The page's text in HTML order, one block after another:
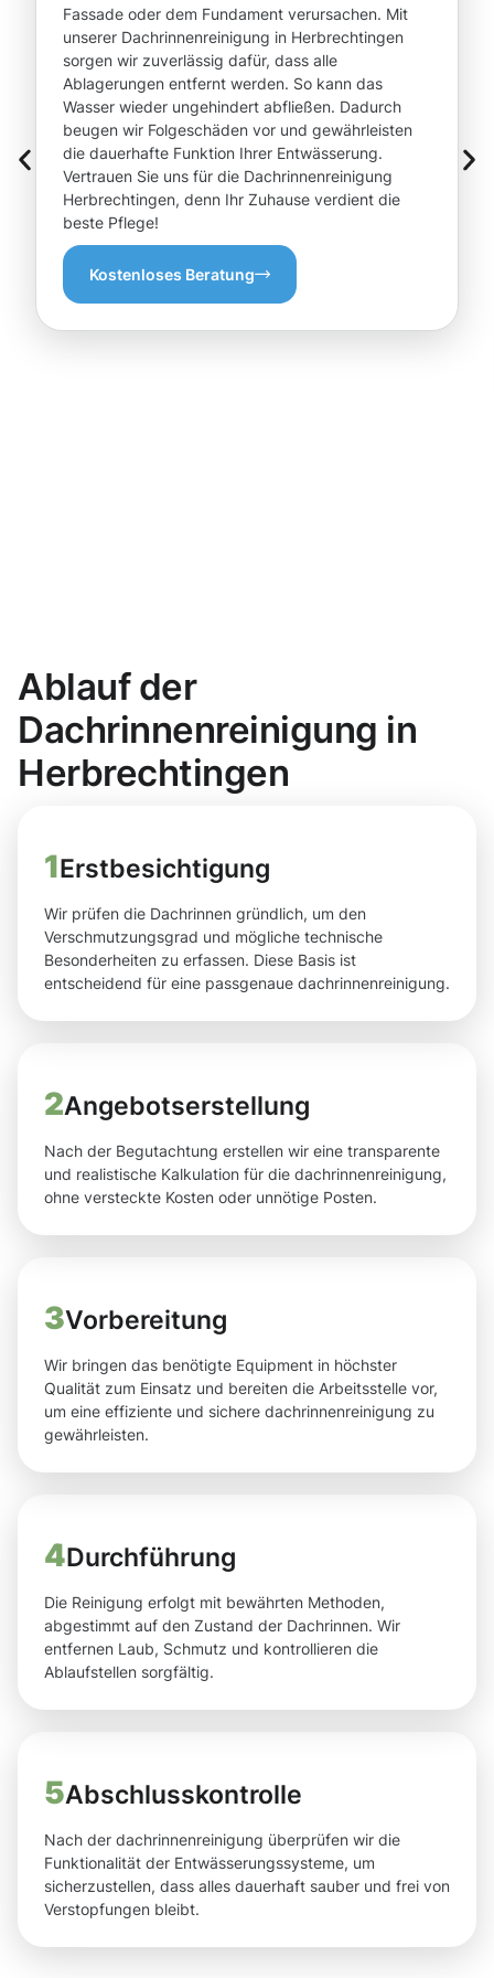
Fassade oder dem Fundament verursachen. Mit
unserer Dachrinnenreinigung in Herbrechtingen
sorgen wir zuverlässig dafür, dass alle
Ablagerungen entfernt werden. So kann das
Wasser wieder ungehindert abfließen. Dadurch
beugen wir Folgeschäden vor und gewährleisten
die dauerhafte Funktion Ihrer Entwässerung.
Vertrauen Sie uns für die Dachrinnenreinigung
Herbrechtingen, denn Ihr Zuhause verdient die
beste Pflege!
Kostenloses Beratung
Ablauf der
Dachrinnenreinigung in
Herbrechtingen
1Erstbesichtigung
Wir prüfen die Dachrinnen gründlich, um den
Verschmutzungsgrad und mögliche technische
Besonderheiten zu erfassen. Diese Basis ist
entscheidend für eine passgenaue dachrinnenreinigung.
2Angebotserstellung
Nach der Begutachtung erstellen wir eine transparente
und realistische Kalkulation für die dachrinnenreinigung,
ohne versteckte Kosten oder unnötige Posten.
3Vorbereitung
Wir bringen das benötigte Equipment in höchster
Qualität zum Einsatz und bereiten die Arbeitsstelle vor,
um eine effiziente und sichere dachrinnenreinigung zu
gewährleisten.
4Durchführung
Die Reinigung erfolgt mit bewährten Methoden,
abgestimmt auf den Zustand der Dachrinnen. Wir
entfernen Laub, Schmutz und kontrollieren die
Ablaufstellen sorgfältig.
5Abschlusskontrolle
Nach der dachrinnenreinigung überprüfen wir die
Funktionalität der Entwässerungssysteme, um
sicherzustellen, dass alles dauerhaft sauber und frei von
Verstopfungen bleibt.